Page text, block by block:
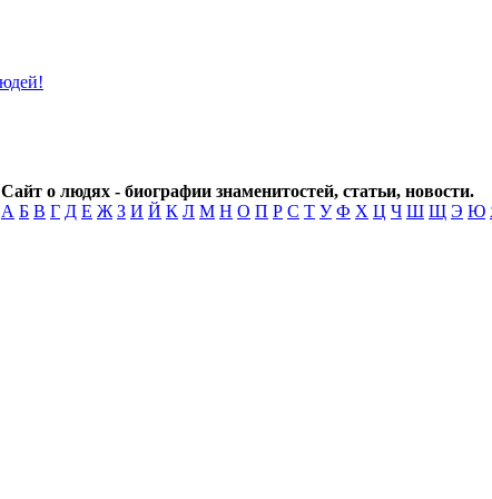
Сайт о людях - биографии знаменитостей, статьи, новости.
А Б В Г Д Е Ж З И Й К Л М Н О П Р С Т У Ф Х Ц Ч Ш Щ Э Ю